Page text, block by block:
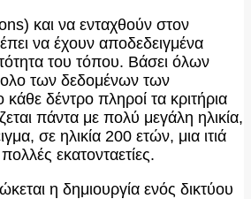
και να ενταχθούν στον
να έχουν αποδεδειγμένα
του τόπου. Βάσει όλων
των δεδομένων των
δέντρο πληροί τα κριτήρια
πάντα με πολύ μεγάλη ηλικία,
σε ηλικία 200 ετών, μια ιτιά
εκατονταετίες.
η δημιουργία ενός δικτύου